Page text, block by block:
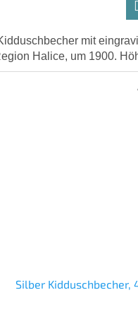
mit
Halice, um 1900.
Silber Kidduschbecher,